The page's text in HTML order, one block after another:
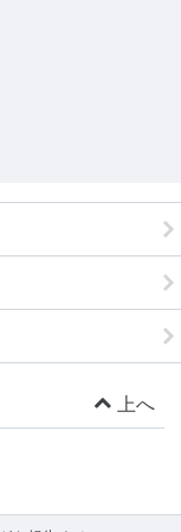
上へ